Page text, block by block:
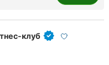
клуб